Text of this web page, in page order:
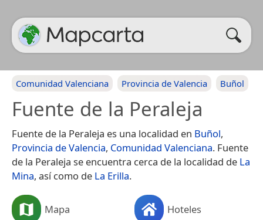
Comunidad Valenciana Provincia de Valencia Buñol
Fuente de la Peraleja
Fuente de la Peraleja es una localidad en Buñol,
Provincia de Valencia, Comunidad Valenciana. Fuente
de la Peraleja se encuentra cerca de la localidad de La
Mina, así como de La Erilla.
Mapa Hoteles